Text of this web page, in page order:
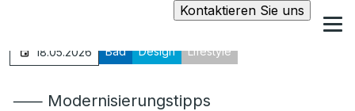
Kontaktieren Sie uns
18.05.2026 Bad Design Lifestyle
⸺ Modernisierungstipps